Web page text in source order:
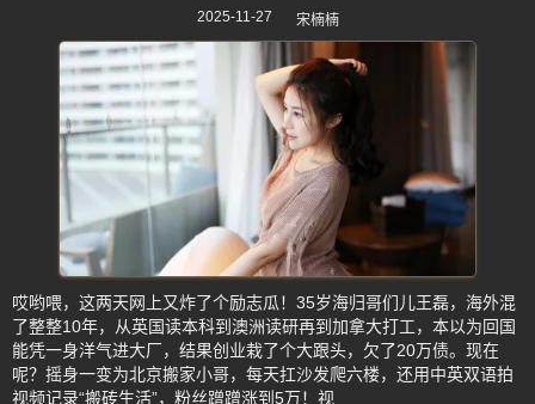
2025-11-27
宋楠楠
哎哟喂，这两天网上又炸了个励志瓜！35岁海归哥们儿王磊，海外混
了整整10年，从英国读本科到澳洲读研再到加拿大打工，本以为回国
能凭一身洋气进大厂，结果创业栽了个大跟头，欠了20万债。现在
呢？摇身一变为北京搬家小哥，每天扛沙发爬六楼，还用中英双语拍
视频记录“搬砖生活”，粉丝蹭蹭涨到5万！视